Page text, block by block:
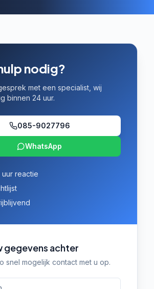
nodig?
met een specialist, wij
binnen 24 uur.
085-9027796
WhatsApp
uur reactie
gegevens achter
snel mogelijk contact met u op.